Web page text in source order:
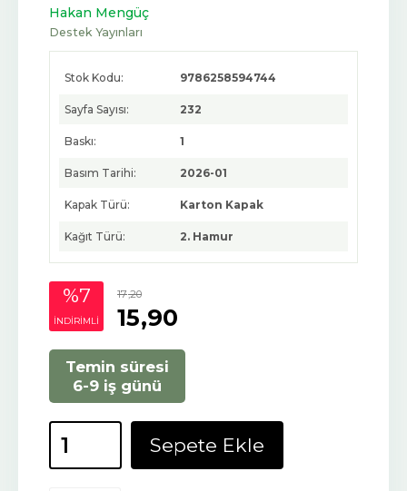
Hakan Mengüç
Destek Yayınları
Stok Kodu: 9786258594744
Sayfa Sayısı: 232
Baskı: 1
Basım Tarihi: 2026-01
Kapak Türü: Karton Kapak
Kağıt Türü: 2. Hamur
%7
INDIRIMLI
17,20
15,90
Temin süresi
6-9 iş günü
Sepete Ekle